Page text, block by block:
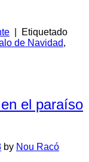
Etiquetado
de Navidad,
el paraíso
by Nou Racó